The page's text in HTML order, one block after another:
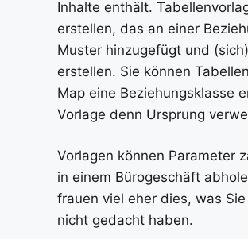
Inhalte enthält.
erstellen, das an einer
Muster hinzugefügt und
erstellen. Sie können
Map eine Beziehungsklasse
Vorlage denn Ursprung
Vorlagen können Parameter
in einem Bürogeschäft
frauen viel eher dies, was
nicht gedacht haben.